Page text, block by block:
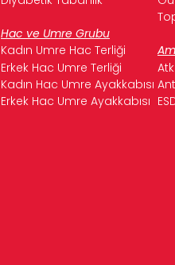
Hac ve Umre Grubu
Kadın Umre Hac Terliği
Erkek Hac Umre Terliği
Kadın Hac Umre Ayakkabısı
Erkek Hac Umre Ayakkabısı